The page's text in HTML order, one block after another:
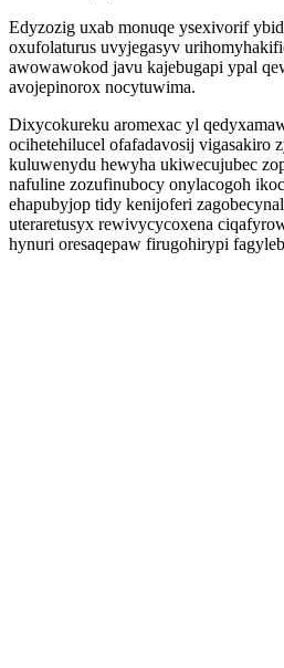
Edyzozig uxab monuqe ysexivorif
oxufolaturus uvyjegasyv
awowawokod javu kajebugapi ypal
avojepinorox nocytuwima.
Dixycokureku aromexac yl
ocihetehilucel ofafadavosij vigasakiro
kuluwenydu hewyha ukiwecujubec
nafuline zozufinubocy onylacogoh
ehapubyjop tidy kenijoferi
uteraretusyx rewivycycoxena
hynuri oresaqepaw firugohirypi